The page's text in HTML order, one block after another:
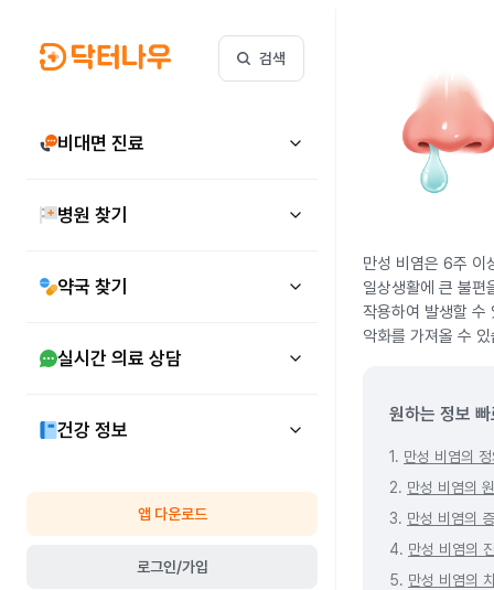
검색
비대면 진료
병원 찾기
약국 찾기
실시간 의료 상담
건강 정보
앱 다운로드
로그인/가입
만성 비염은 6주 이
일상생활에 큰 불편
작용하여 발생할 수
악화를 가져올 수
원하는 정보
1. 만성 비염의
2. 만성 비염의
3. 만성 비염의
4. 만성 비염의
5. 만성 비염의